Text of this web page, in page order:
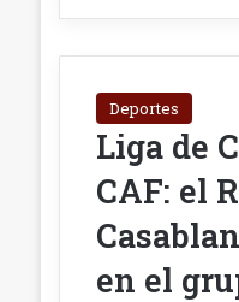
Deportes
Liga de
CAF: el
en el